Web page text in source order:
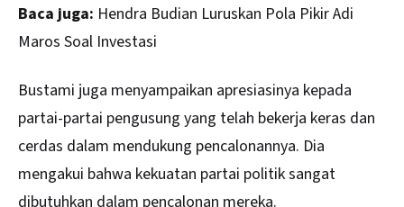
Baca juga: Hendra Budian Luruskan Pola Pikir Adi
Maros Soal Investasi
Bustami juga menyampaikan apresiasinya kepada
partai-partai pengusung yang telah bekerja keras dan
cerdas dalam mendukung pencalonannya. Dia
mengakui bahwa kekuatan partai politik sangat
dibutuhkan dalam pencalonan mereka.